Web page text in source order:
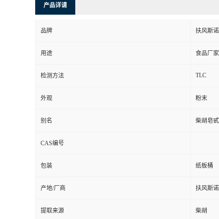
产品详请
品牌 扶风斯
用途 食品厂
检测方法 TLC
外观 粉末
别名 柴胡皂甙
CAS编号
包装 纸板桶
产地/厂商 扶风斯
提取来源 柴胡